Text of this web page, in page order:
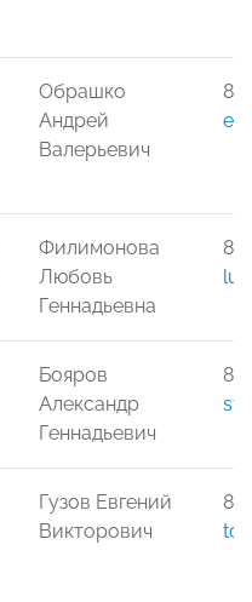
Обрашко
Андрей
Валерьевич
8-
Филимонова
Любовь
Геннадьевна
8-
Бояров
Александр
Геннадьевич
8-
Гузов Евгений
Викторович
8-